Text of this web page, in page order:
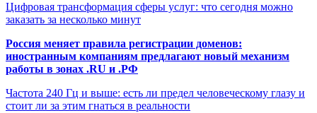
Цифровая трансформация сферы услуг: что сегодня можно
заказать за несколько минут
Россия меняет правила регистрации доменов:
иностранным компаниям предлагают новый механизм
работы в зонах .RU и .РФ
Частота 240 Гц и выше: есть ли предел человеческому глазу и
стоит ли за этим гнаться в реальности